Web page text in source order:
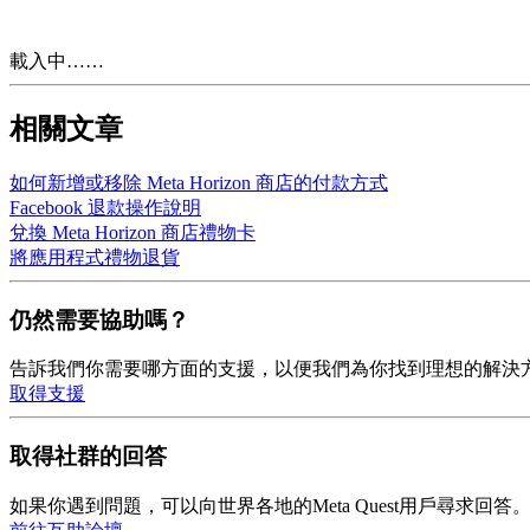
載入中……
相關文章
如何新增或移除 Meta Horizon 商店的付款方式
Facebook 退款操作說明
兌換 Meta Horizon 商店禮物卡
將應用程式禮物退貨
仍然需要協助嗎？
告訴我們你需要哪方面的支援，以便我們為你找到理想的解決
取得支援
取得社群的回答
如果你遇到問題，可以向世界各地的Meta Quest用戶尋求回答。